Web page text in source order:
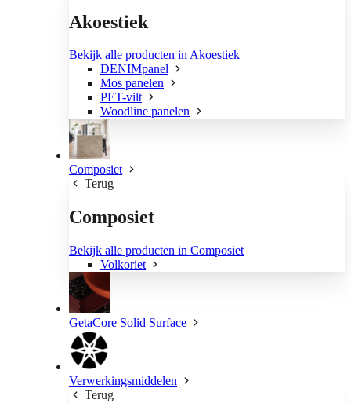
Akoestiek
Bekijk alle producten in Akoestiek
DENIMpanel
Mos panelen
PET-vilt
Woodline panelen
Composiet
Terug
Composiet
Bekijk alle producten in Composiet
Volkoriet
GetaCore Solid Surface
Verwerkingsmiddelen
Terug